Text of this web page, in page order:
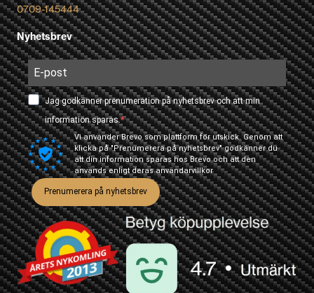
0709-145444
Nyhetsbrev
Jag godkänner prenumeration på nyhetsbrev och att min
information sparas.
Vi använder Brevo som plattform för utskick. Genom att
klicka på "Prenumerera på nyhetsbrev" godkänner du
att din information sparas hos Brevo och att den
används enligt derasanvändarvillkor
Prenumerera på nyhetsbrev